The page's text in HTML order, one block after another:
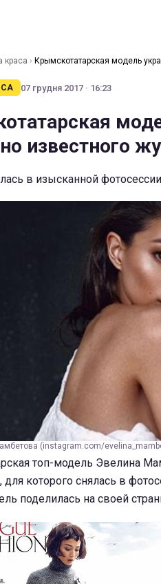
краса › Крымскотатарская модель
07 грудня 2017 · 16:23
известного
в изысканной
(instagram.com/
топ-модель Эвелина
для которого снялась в
поделилась на своей